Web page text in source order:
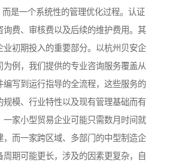
而是一个系统性的管理优化过程。认证
询费、审核费以及后续的维护费用。其
业初期投入的重要部分。以杭州贝安企
为例，我们提供的专业咨询服务覆盖从
编写到运行指导的全流程，这些服务的
规模、行业特性以及现有管理基础而有
一家小型贸易企业可能只需数月时间就
，而一家跨区域、多部门的中型制造企
周期可能更长，涉及的因素更复杂，自